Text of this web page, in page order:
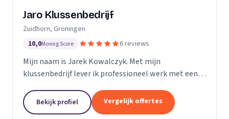
Jaro Klussenbedrijf
Zuidhorn, Groningen
10,0Moving Score 6 reviews
Mijn naam is Jarek Kowalczyk. Met mijn
klussenbedrijf lever ik professioneel werk met een
woning of bedrijfspand binnen enkele dagen
geregeld? Ik...
Bekijk profiel Vergelijk offertes